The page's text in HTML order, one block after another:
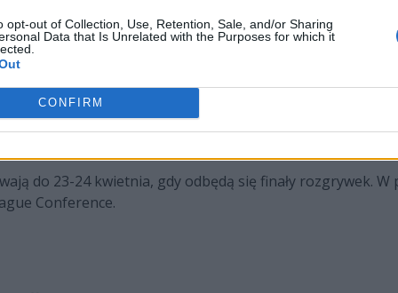
opt-out of Collection, Use, Retention, Sale, and/or Sharing
Data that Is Unrelated with the Purposes for which it
CONFIRM
Zgorzelec czy Polbitu Esport. Na liście roi się też od
o kolejny sezon ESL MP. Co ciekawe, w grze o awans
reprezentantką jest chociażby Angelika "Angieee"
Polski 2022 mają rozpocząć się o 18:00, a ich
muszą potwierdzić udział w rozgrywkach. Zapisy
do 23-24 kwietnia, gdy odbędą się finały rozgrywek.
Conference.